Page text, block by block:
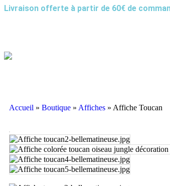
Livraison offerte à partir de 60€ de
Accueil » Boutique » Affiches » Affiche Toucan